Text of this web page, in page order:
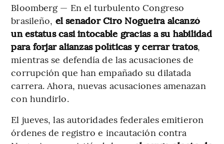
Bloomberg — En el turbulento Congreso
brasileño, el senador Ciro Nogueira alcanzó
un estatus casi intocable gracias a su habilidad
para forjar alianzas políticas y cerrar tratos,
mientras se defendía de las acusaciones de
corrupción que han empañado su dilatada
carrera. Ahora, nuevas acusaciones amenazan
con hundirlo.
El jueves, las autoridades federales emitieron
órdenes de registro e incautación contra